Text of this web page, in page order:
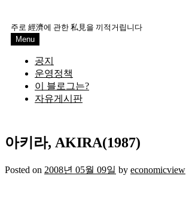
content
주로 經濟에 관한 私見을 끼적거립니다
Menu
공지
운영정책
이 블로그는?
자유게시판
아키라, AKIRA(1987)
Posted on 2008년 05월 09일 by economicview